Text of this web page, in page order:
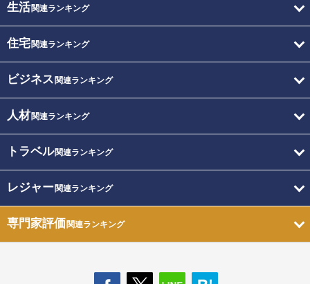
生活関連ランキング
住宅関連ランキング
ビジネス 関連ランキング
人材関連ランキング
トラベル関連ランキング
レジャー関連ランキング
専門家評価関連ランキング